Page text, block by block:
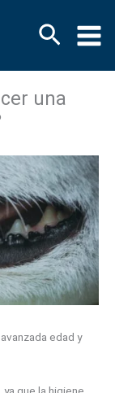
Buscar
una
edad y
que la higiene